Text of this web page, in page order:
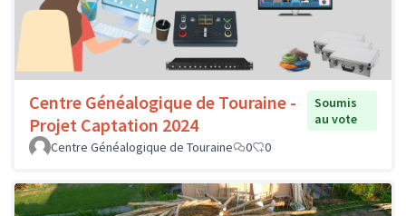
Centre Généalogique de Touraine -
Projet Captation 2024
Soumis
au vote
Centre Généalogique de Touraine
0 0